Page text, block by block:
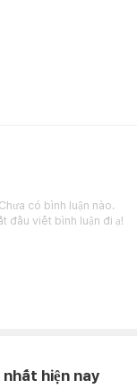
Chưa có bình luận nào.
đầu viết bình luận đi ạ!
hiện nay